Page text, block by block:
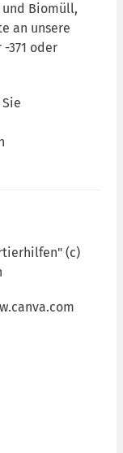
und Biomüll,
an unsere
-371 oder
(c)